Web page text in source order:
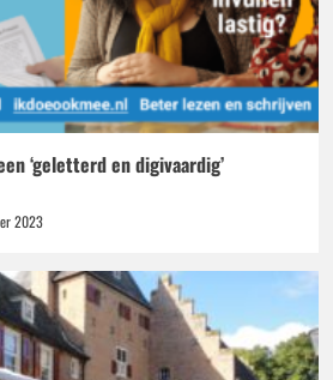
‘geletterd en digivaardig’
2023